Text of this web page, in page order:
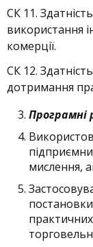
СК 11.
використання
комерції.
СК 12.
дотримання
Програмні
мислення,